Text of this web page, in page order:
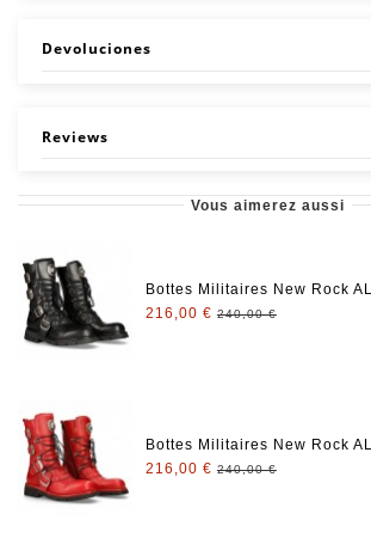
Devoluciones
Reviews
Vous aimerez aussi
Bottes Militaires New Rock
216,00 € 240,00 €
Bottes Militaires New Rock
216,00 € 240,00 €